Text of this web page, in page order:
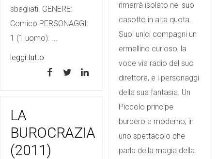
sbagliati. GENERE:
Comico PERSONAGGI:
1 (1 uomo). ...
leggi tutto
rimarrà isolato nel suo
casotto in alta quota.
Suoi unici compagni un
ermellino curioso, la
voce via radio del suo
direttore, e i personaggi
della sua fantasia. Un
Piccolo principe
burbero e moderno, in
uno spettacolo che
parla della magia della
LA
BUROCRAZIA
(2011)